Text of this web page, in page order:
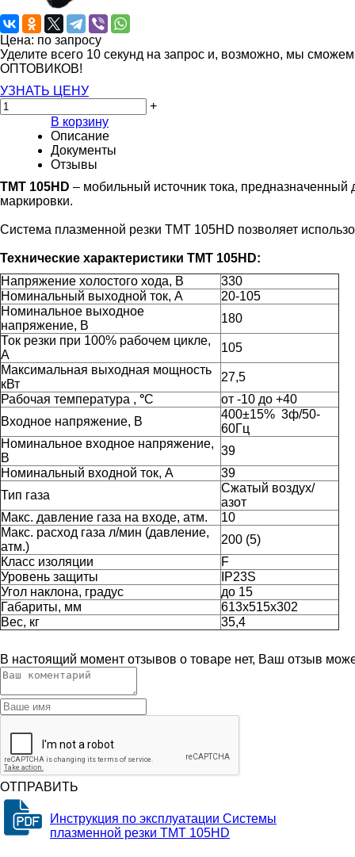
Цена: по запросу
Уделите всего 10 секунд на запрос и, возможно, мы
ОПТОВИКОВ!
УЗНАТЬ ЦЕНУ
+
В корзину
Описание
Документы
Отзывы
ТМТ 105HD – мобильный источник тока,
маркировки.
Система плазменной резки ТМТ 105HD позволяет
Технические характеристики ТМТ 105HD:
Напряжение холостого хода, В
330
Номинальный выходной ток, А
20-105
Номинальное выходное
напряжение, В
180
Ток резки при 100% рабочем цикле,
А
105
Максимальная выходная мощность
кВт
27,5
Рабочая температура , °С
от -10 до +40
Входное напряжение, В
400±15% 3ф/50-
60Гц
Номинальное входное напряжение,
В
39
Номинальный входной ток, А
39
Тип газа
Сжатый воздух/
азот
Макс. давление газа на входе, атм.
10
Макс. расход газа л/мин (давление,
атм.)
200 (5)
Класс изоляции
F
Уровень защиты
IP23S
Угол наклона, градус
до 15
Габариты, мм
613х515х302
Вес, кг
35,4
В настоящий момент отзывов о товаре нет, Ваш отзыв
ОТПРАВИТЬ
Инструкция по эксплуатации Системы
плазменной резки ТМТ 105HD